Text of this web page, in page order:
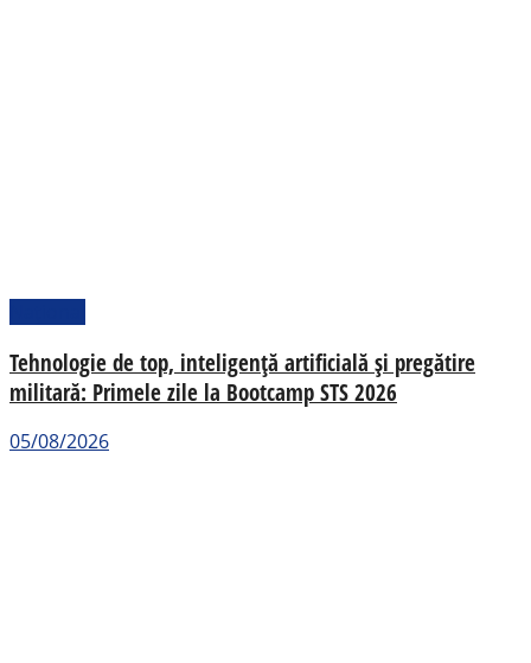
Tehnologie de top, inteligență artificială și pregătire
militară: Primele zile la Bootcamp STS 2026
05/08/2026